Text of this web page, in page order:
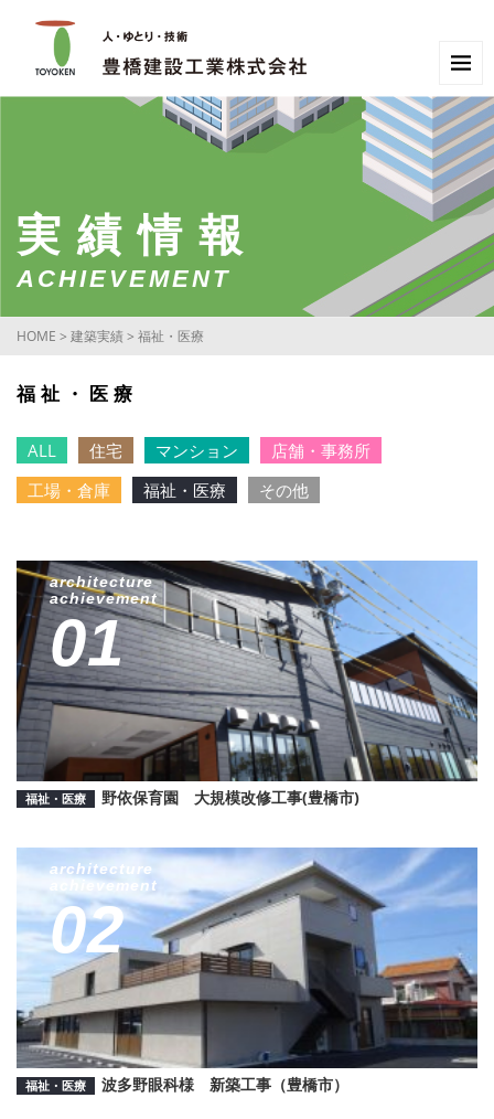
実績情報
ACHIEVEMENT
HOME > 建築実績> 福祉・医療
福祉・医療
ALL 住宅 マンション
店舗・事務所
工場・倉庫
福祉・医療 その他
architecture
achievement
01
福祉・医療 野依保育園 大規模改修工事(豊橋市)
architecture
achievement
02
福祉・医療 波多野眼科様 新築工事（豊橋市）